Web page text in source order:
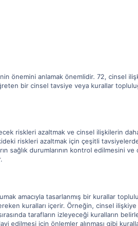
önemini anlamak önemlidir. 72, cinsel
bir cinsel tavsiye veya kurallar
riskleri azaltmak ve cinsel ilişkilerin
riskleri azaltmak için çeşitli
sağlık durumlarının kontrol edilmesini
amacıyla tasarlanmış bir kurallar
kuralları içerir. Örneğin, cinsel
tarafların izleyeceği kuralların
edilmesi için önlemler alınması gibi